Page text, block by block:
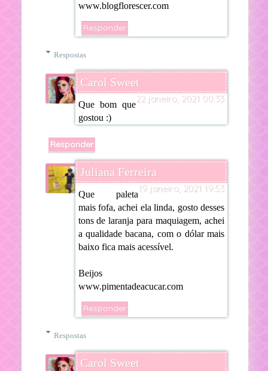
www.blogflorescer.com
Responder
Respostas
Carol Sweet
22 janeiro, 2021 00:33
Que bom que
gostou :)
Responder
Juliana Ferreira
19 janeiro, 2021 19:53
Que paleta
mais fofa, achei ela linda, gosto desses
tons de laranja para maquiagem, achei
a qualidade bacana, com o dólar mais
baixo fica mais acessível.
Beijos
www.pimentadeacucar.com
Responder
Respostas
Carol Sweet